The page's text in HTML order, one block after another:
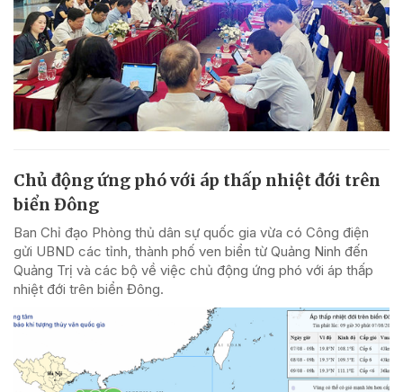
Chủ động ứng phó với áp thấp nhiệt đới trên
biển Đông
Ban Chỉ đạo Phòng thủ dân sự quốc gia vừa có Công điện
gửi UBND các tỉnh, thành phố ven biển từ Quảng Ninh đến
Quảng Trị và các bộ về việc chủ động ứng phó với áp thấp
nhiệt đới trên biển Đông.